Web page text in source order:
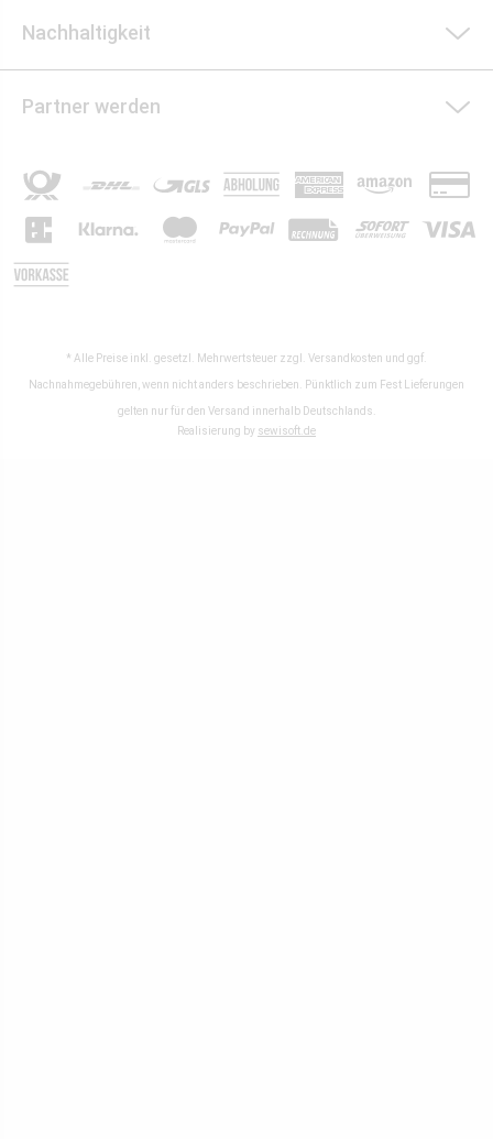
Nachhaltigkeit
Partner werden
* Alle Preise inkl. gesetzl. Mehrwertsteuer zzgl. Versandkosten und ggf.
Nachnahmegebühren, wenn nicht anders beschrieben. Pünktlich zum Fest Lieferungen
gelten nur für den Versand innerhalb Deutschlands.
Realisierung by sewisoft.de